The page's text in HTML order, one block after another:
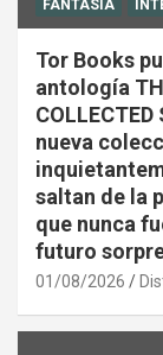
FANTASÍA
Tor Books
antología
nueva
saltan de la
que nunca
futuro
01/08/2026